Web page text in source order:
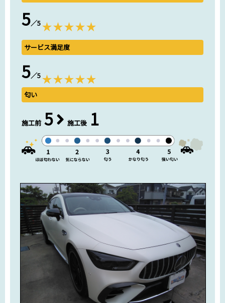
5／5
サービス満足度
5／5
匂い
施工前 5 施工後 1